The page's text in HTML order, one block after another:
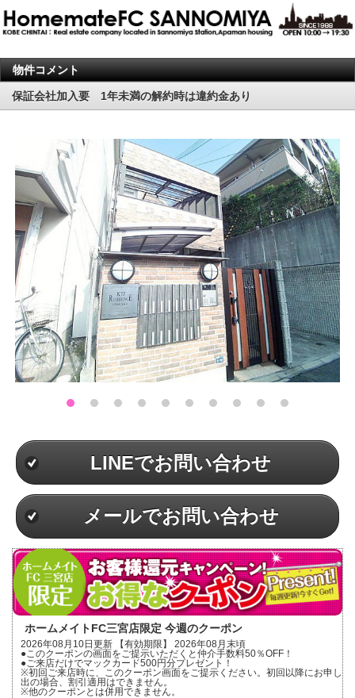
物件コメント
保証会社加入要 1年未満の解約時は違約金あり
LINEでお問い合わせ
メールでお問い合わせ
ホームメイトFC三宮店限定 今週のクーポン
2026年08月10日更新 【有効期限】 2026年08月末頃
●このクーポンの画面をご提示いただくと仲介手数料50％OFF！
●ご来店だけでマックカード500円分プレゼント！
※初回ご来店時に、このクーポン画面をご提示ください。初回以降にお申し
出の場合、割引適用はできません。
※他のクーポンとは併用できません。